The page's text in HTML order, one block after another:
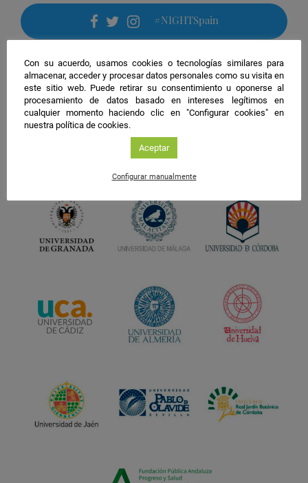
facebook
twitter
instagram
#NIGHTSpain
Con su acuerdo, usamos cookies o tecnologías similares para
almacenar, acceder y procesar datos personales como su visita en
este sitio web. Puede retirar su consentimiento u oponerse al
procesamiento de datos basado en intereses legítimos en
cualquier momento haciendo clic en "Configurar cookies" en
nuestra política de cookies.
Aceptar
Configurar manualmente